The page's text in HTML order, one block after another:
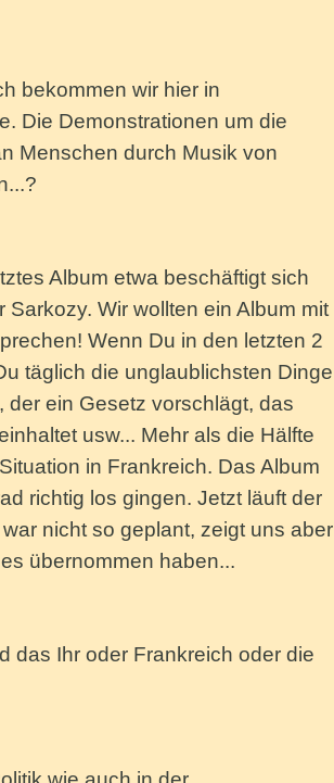
bekommen wir hier in
Die Demonstrationen um die
Menschen durch Musik von
Album etwa beschäftigt sich
Wir wollten ein Album mit
Wenn Du in den letzten 2
täglich die unglaublichsten Dinge
ein Gesetz vorschlägt, das
usw... Mehr als die Hälfte
in Frankreich. Das Album
richtig los gingen. Jetzt läuft der
nicht so geplant, zeigt uns aber
übernommen haben...
das Ihr oder Frankreich oder die